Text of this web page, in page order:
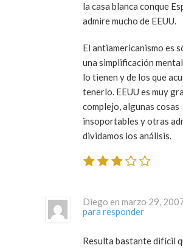
la casa blanca conque
admire mucho de EEUU.
El antiamericanismo es
una simplificación
lo tienen y de los que
tenerlo. EEUU es muy
complejo, algunas cosas
insoportables y otras
dividamos los análisis.
para responder
Resulta bastante difícil